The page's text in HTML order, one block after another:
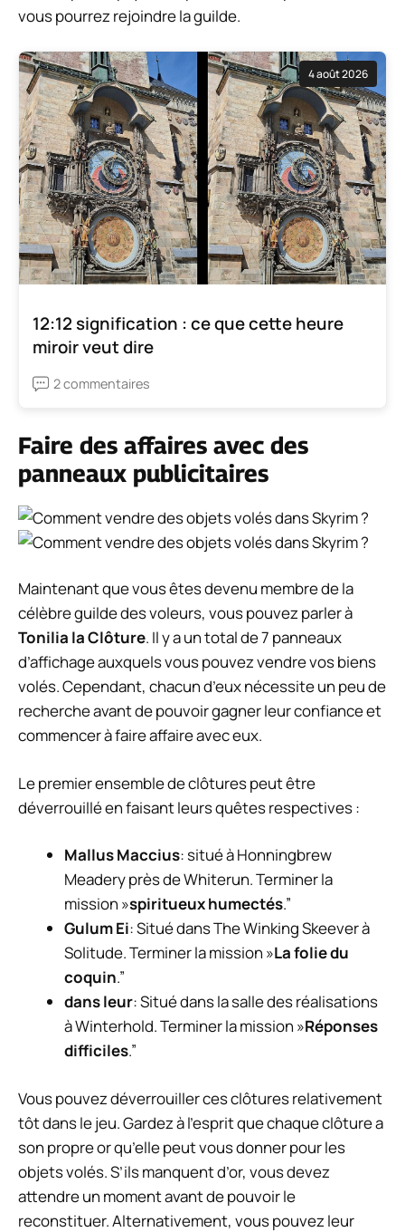
vous pourrez rejoindre la guilde.
4 août 2026
12:12 signification : ce que cette heure
miroir veut dire
2 commentaires
Faire des affaires avec des
panneaux publicitaires
Maintenant que vous êtes devenu membre de la
célèbre guilde des voleurs, vous pouvez parler à
Tonilia la Clôture. Il y a un total de 7 panneaux
d’affichage auxquels vous pouvez vendre vos biens
volés. Cependant, chacun d’eux nécessite un peu de
recherche avant de pouvoir gagner leur confiance et
commencer à faire affaire avec eux.
Le premier ensemble de clôtures peut être
déverrouillé en faisant leurs quêtes respectives :
Mallus Maccius: situé à Honningbrew
Meadery près de Whiterun. Terminer la
mission »spiritueux humectés.”
Gulum Ei: Situé dans The Winking Skeever à
Solitude. Terminer la mission »La folie du
coquin.”
dans leur: Situé dans la salle des réalisations
à Winterhold. Terminer la mission »Réponses
difficiles.”
Vous pouvez déverrouiller ces clôtures relativement
tôt dans le jeu. Gardez à l’esprit que chaque clôture a
son propre or qu’elle peut vous donner pour les
objets volés. S’ils manquent d’or, vous devez
attendre un moment avant de pouvoir le
reconstituer. Alternativement, vous pouvez leur